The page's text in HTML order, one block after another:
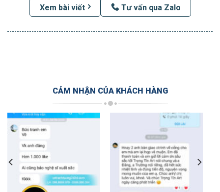
Xem bài viết Tư vấn qua Zalo
CẢM NHẬN CỦA KHÁCH HÀNG